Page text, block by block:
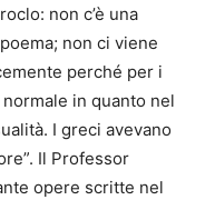
non c’è una
non ci viene
perché per i
in quanto nel
I greci avevano
Il Professor
opere scritte nel